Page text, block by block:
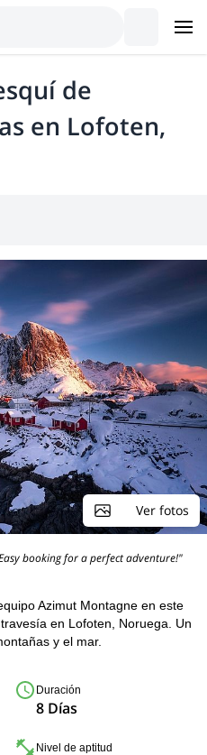
de
en Lofoten,
Ver fotos
booking for a perfect adventure!"
Azimut Montagne en este
en Lofoten, Noruega. Un
y el mar.
Duración
8 Días
Nivel de aptitud